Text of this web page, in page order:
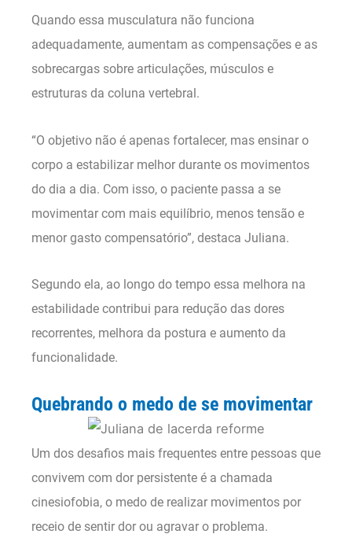
Quando essa musculatura não funciona
adequadamente, aumentam as compensações e as
sobrecargas sobre articulações, músculos e
estruturas da coluna vertebral.
“O objetivo não é apenas fortalecer, mas ensinar o
corpo a estabilizar melhor durante os movimentos
do dia a dia. Com isso, o paciente passa a se
movimentar com mais equilíbrio, menos tensão e
menor gasto compensatório”, destaca Juliana.
Segundo ela, ao longo do tempo essa melhora na
estabilidade contribui para redução das dores
recorrentes, melhora da postura e aumento da
funcionalidade.
Quebrando o medo de se movimentar
Um dos desafios mais frequentes entre pessoas que
convivem com dor persistente é a chamada
cinesiofobia, o medo de realizar movimentos por
receio de sentir dor ou agravar o problema.